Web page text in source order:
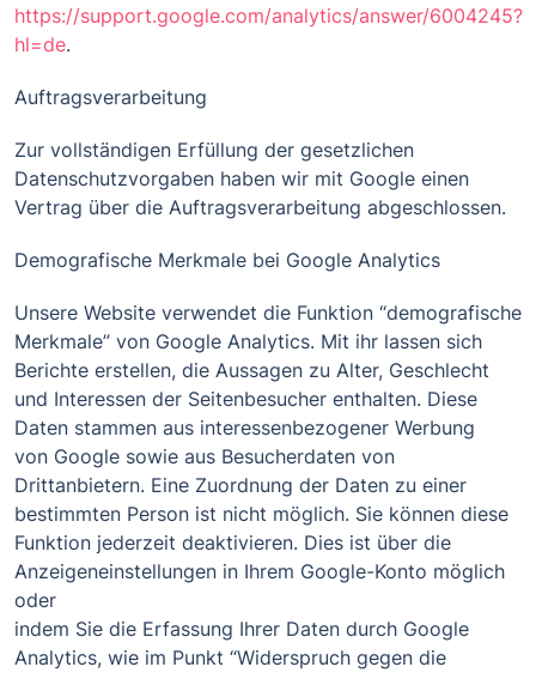
https://support.google.com/analytics/answer/6004245?
hl=de.
Auftragsverarbeitung
Zur vollständigen Erfüllung der gesetzlichen
Datenschutzvorgaben haben wir mit Google einen
Vertrag über die Auftragsverarbeitung abgeschlossen.
Demografische Merkmale bei Google Analytics
Unsere Website verwendet die Funktion “demografische
Merkmale” von Google Analytics. Mit ihr lassen sich
Berichte erstellen, die Aussagen zu Alter, Geschlecht
und Interessen der Seitenbesucher enthalten. Diese
Daten stammen aus interessenbezogener Werbung
von Google sowie aus Besucherdaten von
Drittanbietern. Eine Zuordnung der Daten zu einer
bestimmten Person ist nicht möglich. Sie können diese
Funktion jederzeit deaktivieren. Dies ist über die
Anzeigeneinstellungen in Ihrem Google-Konto möglich
oder
indem Sie die Erfassung Ihrer Daten durch Google
Analytics, wie im Punkt “Widerspruch gegen die